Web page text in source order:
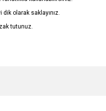
olarak saklayınız.
tutunuz.